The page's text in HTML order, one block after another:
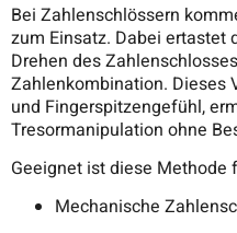
Bei Zahlenschlössern
zum Einsatz. Dabei ertastet
Drehen des
Zahlenkombination. Dieses
und Fingerspitzengefühl,
Tresormanipulation ohne
Geeignet ist diese Methode
Mechanische